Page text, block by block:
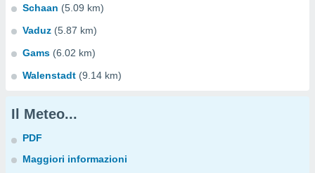
Schaan (5.09 km)
Vaduz (5.87 km)
Gams (6.02 km)
Walenstadt (9.14 km)
Il Meteo...
PDF
Maggiori informazioni